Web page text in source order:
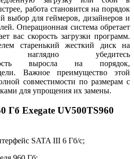
работа становится на порядок
выбор для геймеров, дизайнеров и
Операционная система обретает
вас скорость загрузки программ.
старенький жесткий диск на
убедитесь
выросла на порядок,
Важное преимущество этой
совместимости по размерам с
для упрощения их замены.
Гб Exegate UV500TS960
SATA III 6 Гб/с;